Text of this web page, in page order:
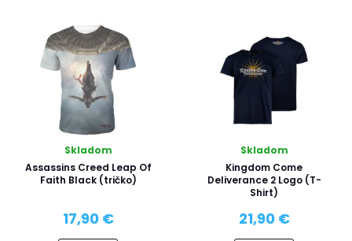
Skladom
Assassins Creed Leap Of
Faith Black (tričko)
17,90 €
Skladom
Kingdom Come
Deliverance 2 Logo (T-
Shirt)
21,90 €